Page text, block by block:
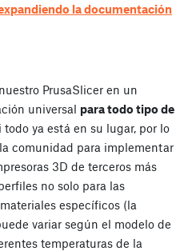
la documentación
PrusaSlicer en un
universal para todo tipo de
todo ya está en su lugar, por lo
comunidad para implementar
3D de terceros más
no solo para las
específicos (la
variar según el modelo de
temperaturas de la